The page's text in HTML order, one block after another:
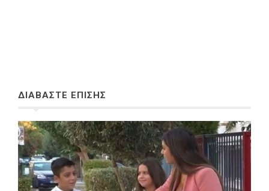
ΔΙΑΒΑΣΤΕ ΕΠΙΣΗΣ